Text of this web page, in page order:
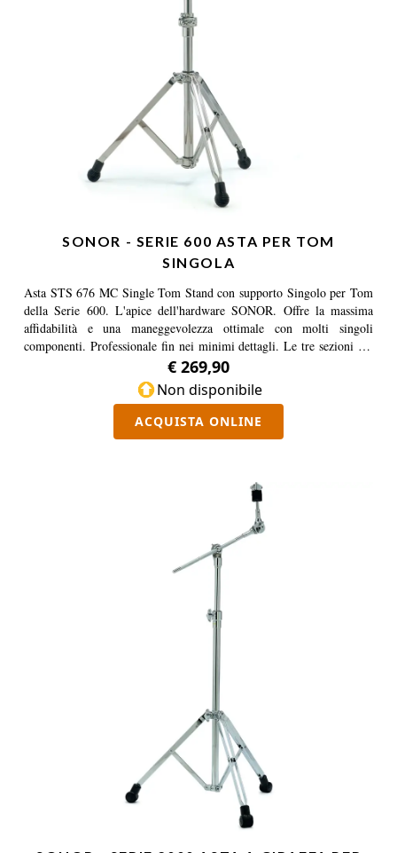
SONOR - SERIE 600 ASTA PER TOM
SINGOLA
Asta STS 676 MC Single Tom Stand con supporto Singolo per Tom
della Serie 600. L'apice dell'hardware SONOR. Offre la massima
affidabilità e una maneggevolezza ottimale con molti singoli
componenti. Professionale fin nei minimi dettagli. Le tre sezioni del
sistema di fissaggio dell’asta telescopica permettono di distribuire la
forza ai tre lati come nessun altro morsetto, garantendo la massima
presa con uno sforzo minimo. Tutti i supporti della Serie 600, sono
dotati di ‘Memory Clamps’ a 3 segmenti, morsetti con la funzione di
fermi che "si ricordano" del tuo settaggio. E' infine possibile
Serie 600 si distingue per le migliori meccaniche realizzate da Sonor.
Il supporto per Tom è dotato di una morsa a sfera Ball Clamp con L
€ 269,90
Non disponibile
ACQUISTA ONLINE